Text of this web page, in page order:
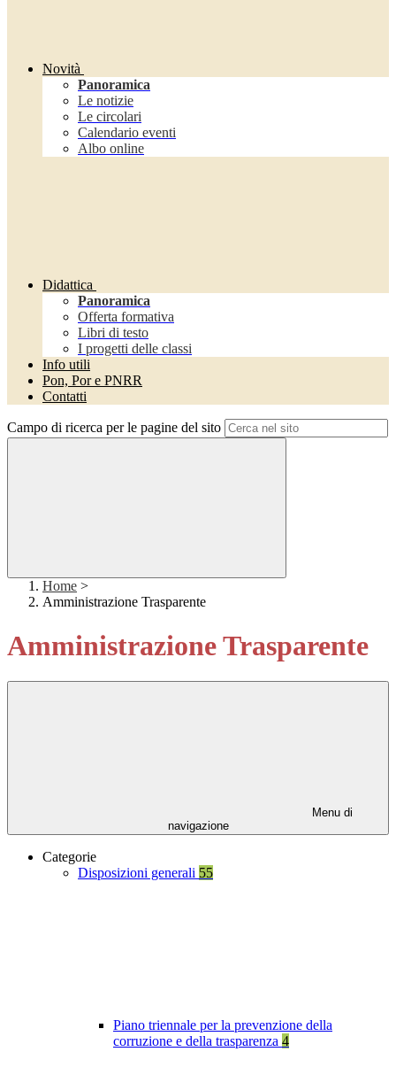
Novità
Panoramica
Le notizie
Le circolari
Calendario eventi
Albo online
Didattica
Panoramica
Offerta formativa
Libri di testo
I progetti delle classi
Info utili
Pon, Por e PNRR
Contatti
Campo di ricerca per le pagine del sito
Home >
Amministrazione Trasparente
Amministrazione Trasparente
Menu di
navigazione
Categorie
Disposizioni generali 55
Piano triennale per la prevenzione della
corruzione e della trasparenza 4